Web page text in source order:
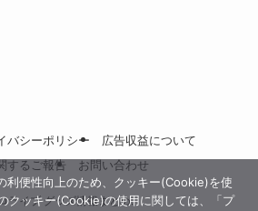
バシーポリシー
広告収益について
するご報告
お問い合わせ
ライブ グッズ情報まとめ.
利便性向上のため、クッキー(Cookie)を使
クッキー(Cookie)の使用に関しては、「プ